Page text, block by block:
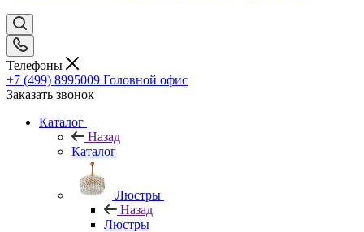
Телефоны
+7 (499) 8995009 Головной офис
Заказать звонок
Каталог
Назад
Каталог
Люстры
Назад
Люстры